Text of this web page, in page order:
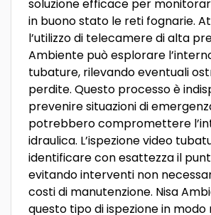
soluzione efficace per
in buono stato le reti fognarie.
l’utilizzo di telecamere di alta
Ambiente può esplorare
tubature, rilevando eventuali
perdite. Questo processo è
prevenire situazioni di
potrebbero compromettere
idraulica. L’ispezione video
identificare con esattezza il
evitando interventi non
costi di manutenzione. Nisa
questo tipo di ispezione in modo